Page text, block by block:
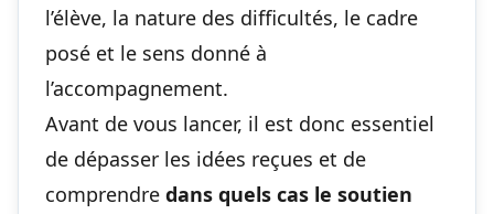
l’élève, la nature des difficultés, le cadre
posé et le sens donné à
l’accompagnement.
Avant de vous lancer, il est donc essentiel
de dépasser les idées reçues et de
comprendre dans quels cas le soutien